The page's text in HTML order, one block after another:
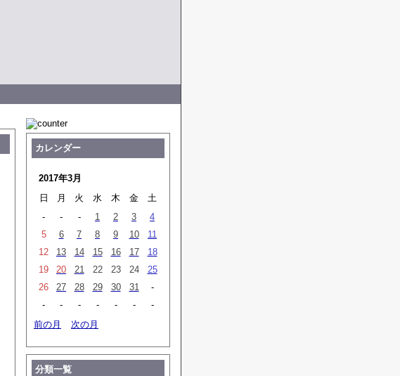
カレンダー
2017年3月
日
月 火 水 木 金
土
-
- - 1 2 3
4
5
6 7 8 9 10
11
12
13 14 15 16 17
18
19
20 21 22 23 24
25
26
27 28 29 30 31
-
-
- - - - -
-
前の月
次の月
分類一覧